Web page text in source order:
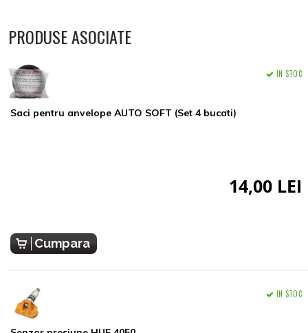
PRODUSE ASOCIATE
Saci pentru anvelope AUTO SOFT (Set 4 bucati)
IN STOC
14,00 LEI
Cumpara
IN STOC